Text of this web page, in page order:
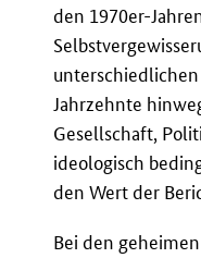
den 1970er-
Jahrzehnte
Gesellschaft,
ideologisch
den Wert der
Bei den